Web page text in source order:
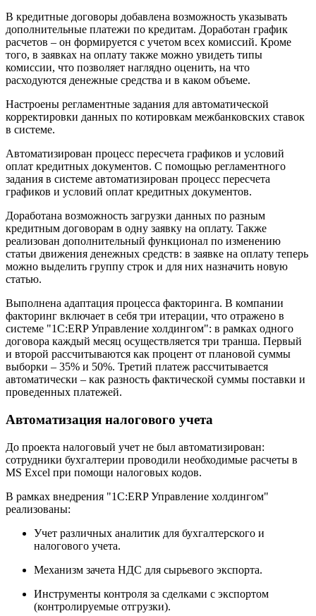
В кредитные договоры добавлена возможность указывать
дополнительные платежи по кредитам. Доработан график
расчетов – он формируется с учетом всех комиссий. Кроме
того, в заявках на оплату также можно увидеть типы
комиссии, что позволяет наглядно оценить, на что
расходуются денежные средства и в каком объеме.
Настроены регламентные задания для автоматической
корректировки данных по котировкам межбанковских ставок
в системе.
Автоматизирован процесс пересчета графиков и условий
оплат кредитных документов. С помощью регламентного
задания в системе автоматизирован процесс пересчета
графиков и условий оплат кредитных документов.
Доработана возможность загрузки данных по разным
кредитным договорам в одну заявку на оплату. Также
реализован дополнительный функционал по изменению
статьи движения денежных средств: в заявке на оплату теперь
можно выделить группу строк и для них назначить новую
статью.
Выполнена адаптация процесса факторинга. В компании
факторинг включает в себя три итерации, что отражено в
системе "1С:ERP Управление холдингом": в рамках одного
договора каждый месяц осуществляется три транша. Первый
и второй рассчитываются как процент от плановой суммы
выборки – 35% и 50%. Третий платеж рассчитывается
автоматически – как разность фактической суммы поставки и
проведенных платежей.
Автоматизация налогового учета
До проекта налоговый учет не был автоматизирован:
сотрудники бухгалтерии проводили необходимые расчеты в
MS Excel при помощи налоговых кодов.
В рамках внедрения "1С:ERP Управление холдингом"
реализованы:
Учет различных аналитик для бухгалтерского и
налогового учета.
Механизм зачета НДС для сырьевого экспорта.
Инструменты контроля за сделками с экспортом
(контролируемые отгрузки).